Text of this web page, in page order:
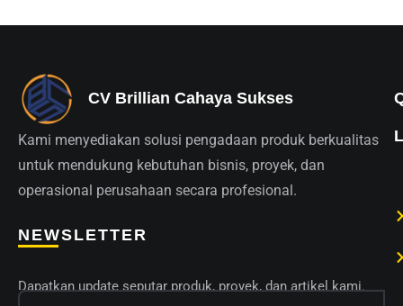
CV Brillian Cahaya Sukses
Kami menyediakan solusi pengadaan produk berkualitas
untuk mendukung kebutuhan bisnis, proyek, dan
operasional perusahaan secara profesional.
NEWSLETTER
Dapatkan update seputar produk, proyek, dan artikel kami.